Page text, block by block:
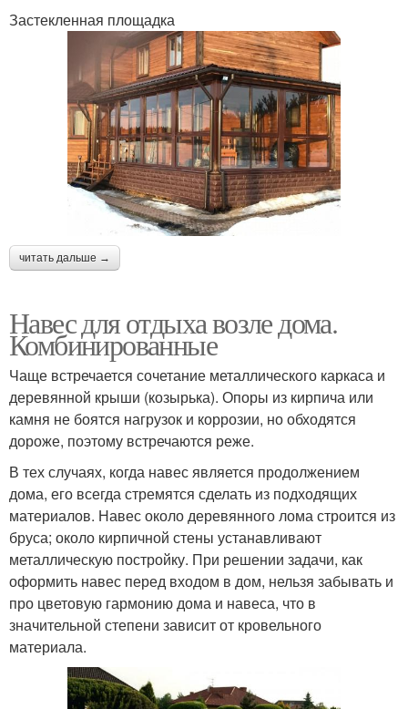
Застекленная площадка
читать дальше →
Навес для отдыха возле дома.
Комбинированные
Чаще встречается сочетание металлического каркаса и
деревянной крыши (козырька). Опоры из кирпича или
камня не боятся нагрузок и коррозии, но обходятся
дороже, поэтому встречаются реже.
В тех случаях, когда навес является продолжением
дома, его всегда стремятся сделать из подходящих
материалов. Навес около деревянного лома строится из
бруса; около кирпичной стены устанавливают
металлическую постройку. При решении задачи, как
оформить навес перед входом в дом, нельзя забывать и
про цветовую гармонию дома и навеса, что в
значительной степени зависит от кровельного
материала.